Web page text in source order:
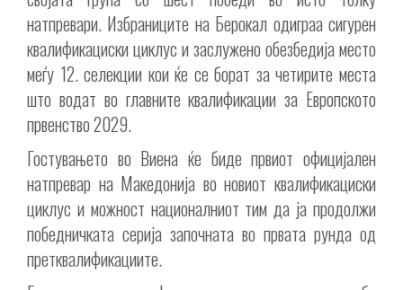
натпревари. Избраниците на Берокал одиграа сигурен
квалификациски циклус и заслужено обезбедија место
меѓу 12. селекции кои ќе се борат за четирите места
што водат во главните квалификации за Европското
првенство 2029.
Гостувањето во Виена ќе биде првиот официјален
натпревар на Македонија во новиот квалификациски
циклус и можност националниот тим да ја продолжи
победничката серија започната во првата рунда од
претквалификациите.